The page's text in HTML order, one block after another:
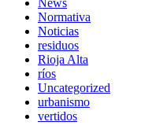
Normativa
Noticias
residuos
Rioja Alta
ríos
Uncategorized
urbanismo
vertidos